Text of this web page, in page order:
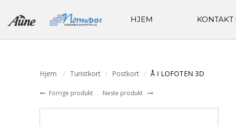
HJEM KONTAKT
Hjem Turistkort Postkort Å I LOFOTEN 3D
Forrige produkt Neste produkt